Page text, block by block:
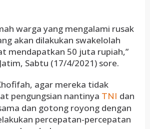
warga yang mengalami rusak
akan dilakukan swakelolah
mendapatkan 50 juta rupiah,”
Sabtu (17/4/2021) sore.
agar mereka tidak
pengungsian nantinya TNI dan
dan gotong royong dengan
percepatan-percepatan